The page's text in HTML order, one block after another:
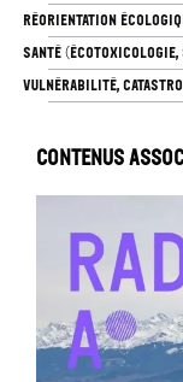
RÉORIENTATION
SANTÉ
VULNÉRABILITÉ,
Contenus